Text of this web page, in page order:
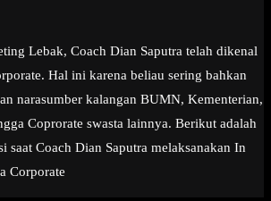
Lebak, Coach Dian Saputra telah dikenal
Hal ini karena beliau sering bahkan
narasumber kalangan BUMN, Kementerian,
Coprorate swasta lainnya. Berikut adalah
saat Coach Dian Saputra melaksanakan In
Corporate